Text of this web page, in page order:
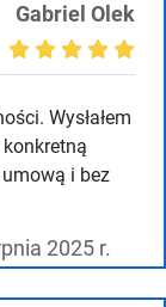
Gabriel Olek
Wysłałem
i bez
2025 r.